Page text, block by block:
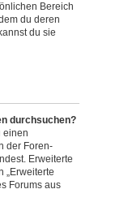
Bereich
du deren
du sie
durchsuchen?
einen
der Foren-
Erweiterte
„Erweiterte
Forums aus